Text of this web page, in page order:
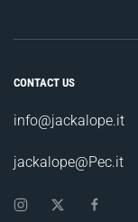
CONTACT US
info@jackalope.it
jackalope@Pec.it